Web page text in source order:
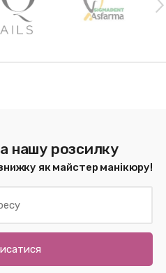
нашу розсилку
як майстер манікюру!